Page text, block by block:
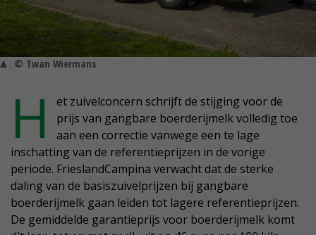
© Twan Wiermans
H
et zuivelconcern schrijft de stijging voor de
prijs van gangbare boerderijmelk volledig toe
aan een correctie vanwege een te lage
inschatting van de referentieprijzen in de vorige
periode. FrieslandCampina verwacht dat de sterke
daling van de basiszuivelprijzen bij gangbare
boerderijmelk gaan leiden tot lagere referentieprijzen.
De gemiddelde garantieprijs voor boerderijmelk komt